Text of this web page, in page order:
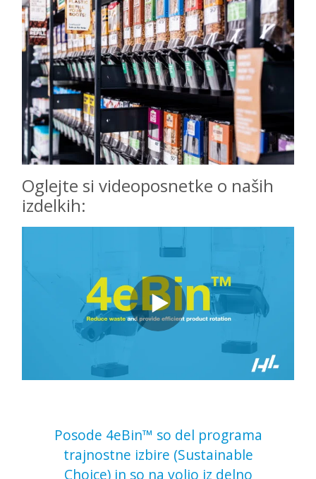
Oglejte si videoposnetke o naših
izdelkih:
Posode 4eBin™ so del programa
trajnostne izbire (Sustainable
Choice) in so na voljo iz delno